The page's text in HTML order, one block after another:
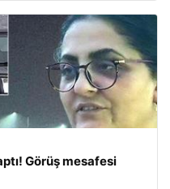
Görüş mesafesi